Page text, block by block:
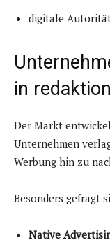
digitale
in
Der Markt
Unternehmen
Werbung hin zu
Besonders gefragt
Native